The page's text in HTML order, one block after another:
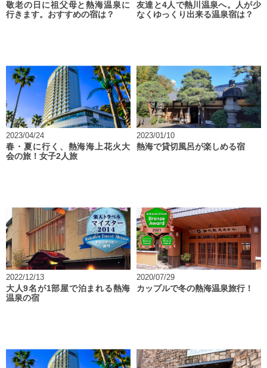
敬老の日に祖父母と熱海温泉に
行きます。おすすめの宿は？
友達と4人で熱川温泉へ。人が少
なくゆっくり出来る温泉宿は？
2023/04/24
春・夏に行く、熱海海上花火大
会の旅！女子2人旅
2023/01/10
熱海で貸切風呂が楽しめる宿
2022/12/13
大人9名が1部屋で泊まれる熱海
温泉の宿
2020/07/29
カップルで冬の熱海温泉旅行！